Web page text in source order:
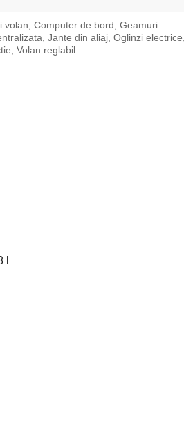
volan, Computer de bord, Geamuri
Jante din aliaj, Oglinzi electrice,
Volan reglabil